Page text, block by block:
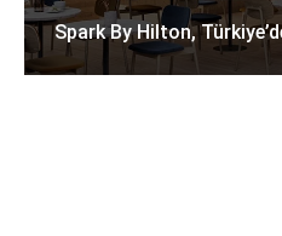
Spark By Hilton,